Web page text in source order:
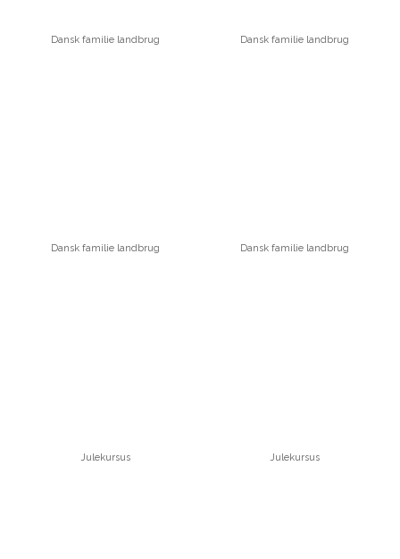
Dansk familie landbrug Dansk familie landbrug
Dansk familie landbrug Dansk familie landbrug
Julekursus Julekursus